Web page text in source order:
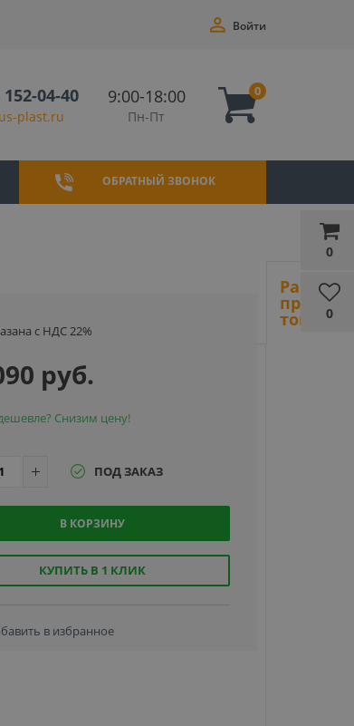
0
0
Войти
04-40
plast.ru
9:00-18:00
Пн-Пт
0
ОБРАТНЫЙ ЗВОНОК
с НДС 22%
руб.
Снизим цену!
ПОД ЗАКАЗ
В КОРЗИНУ
КУПИТЬ В 1 КЛИК
в избранное
Ранее
товары